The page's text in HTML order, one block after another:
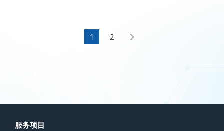
1 2
服务项目